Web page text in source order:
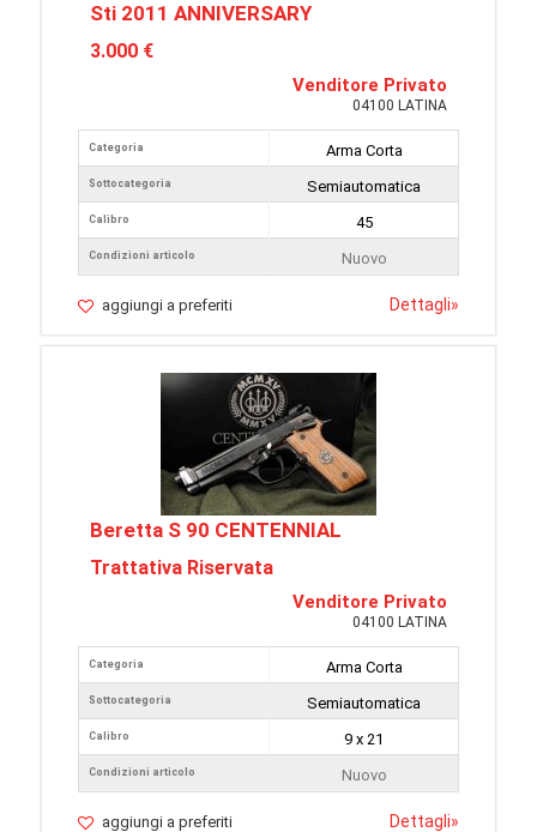
Sti 2011 ANNIVERSARY
3.000 €
Venditore Privato
04100 LATINA
Categoria
Sottocategoria
Calibro
Condizioni articolo
Arma Corta
Semiautomatica
45
Nuovo
aggiungi a preferiti Dettagli»
Beretta S 90 CENTENNIAL
Trattativa Riservata
Venditore Privato
04100 LATINA
Categoria
Sottocategoria
Calibro
Condizioni articolo
Arma Corta
Semiautomatica
9 x 21
Nuovo
aggiungi a preferiti Dettagli»